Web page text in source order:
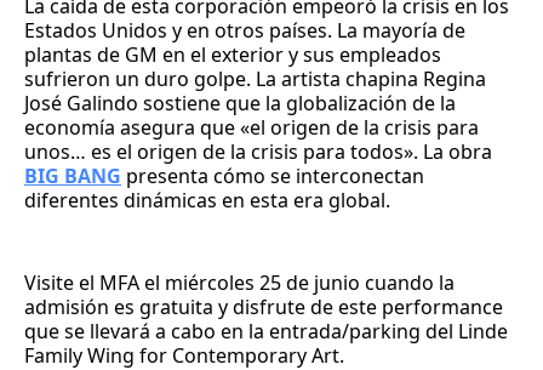
La caída de esta corporación empeoró la crisis en los
Estados Unidos y en otros países. La mayoría de
plantas de GM en el exterior y sus empleados
sufrieron un duro golpe. La artista chapina Regina
José Galindo sostiene que la globalización de la
economía asegura que «el origen de la crisis para
unos… es el origen de la crisis para todos». La obra
BIG BANG presenta cómo se interconectan
diferentes dinámicas en esta era global.
Visite el MFA el miércoles 25 de junio cuando la
admisión es gratuita y disfrute de este performance
que se llevará a cabo en la entrada/parking del Linde
Family Wing for Contemporary Art.